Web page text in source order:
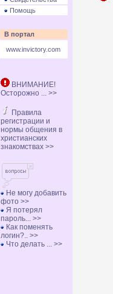
Помощь
В портал
www.invictory.com
ВНИМАНИЕ!
Осторожно ... >>
Правила
регистрации и
нормы общения в
христианских
знакомствах >>
Не могу добавить
фото >>
Я потерял
пароль... >>
Как поменять
логин?.. >>
Что делать ... >>